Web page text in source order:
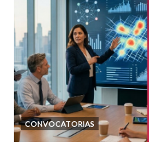
CONVOCATORIAS